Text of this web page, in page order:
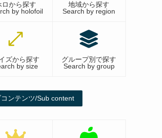
ロから探す
by holofoil
地域から探す
Search by region
ズから探す
by size
グループ別で探す
Search by group
ンテンツ/Sub content